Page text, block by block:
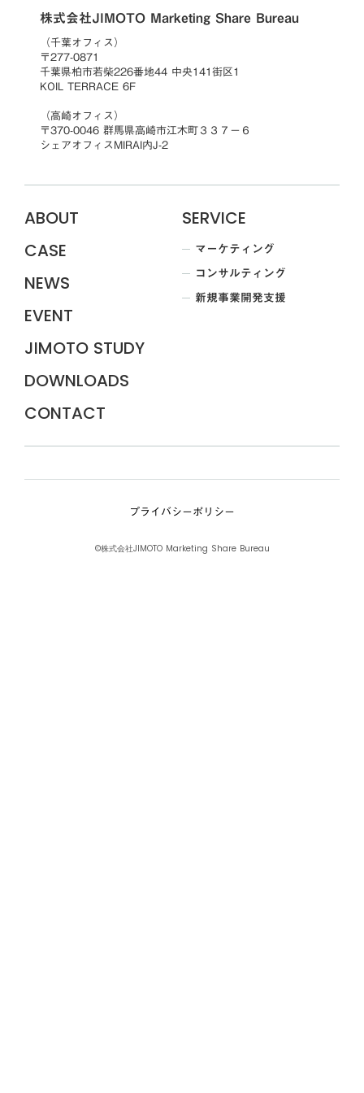
株式会社JIMOTO Marketing Share Bureau
（千葉オフィス）
〒277-0871
千葉県柏市若柴226番地44 中央141街区1
KOIL TERRACE 6F
（高崎オフィス）
〒370-0046 群馬県高崎市江木町３３７−６
シェアオフィスMIRAI内J-2
ABOUT
CASE
NEWS
EVENT
JIMOTO STUDY
DOWNLOADS
CONTACT
SERVICE
マーケティング
コンサルティング
新規事業開発支援
プライバシーポリシー
©株式会社JIMOTO Marketing Share Bureau